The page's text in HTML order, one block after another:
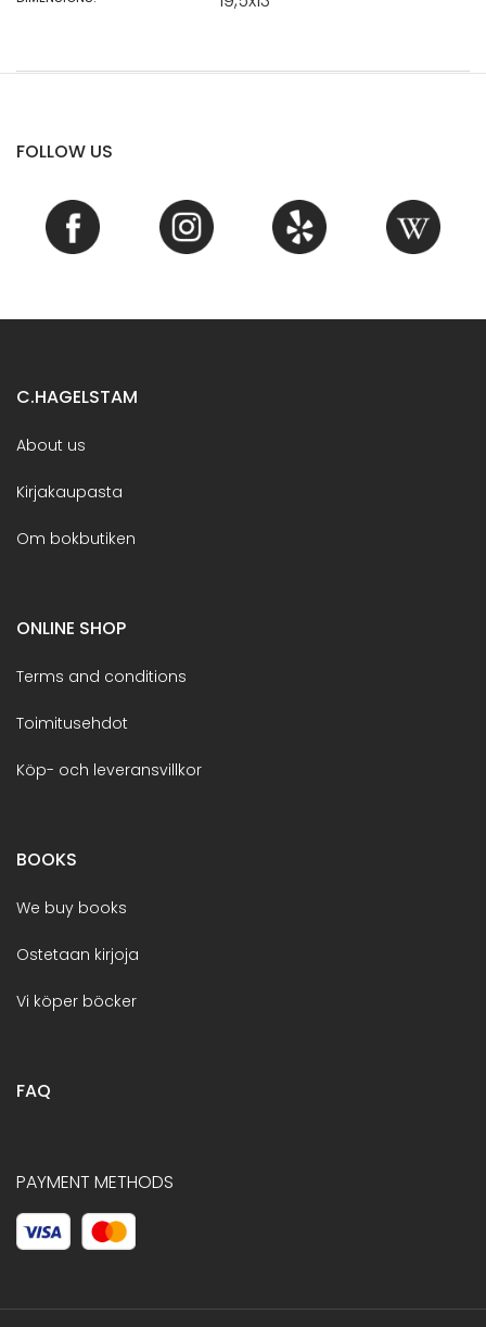
FOLLOW US
C.HAGELSTAM
About us
Kirjakaupasta
Om bokbutiken
ONLINE SHOP
Terms and conditions
Toimitusehdot
Köp- och leveransvillkor
BOOKS
We buy books
Ostetaan kirjoja
Vi köper böcker
FAQ
PAYMENT METHODS